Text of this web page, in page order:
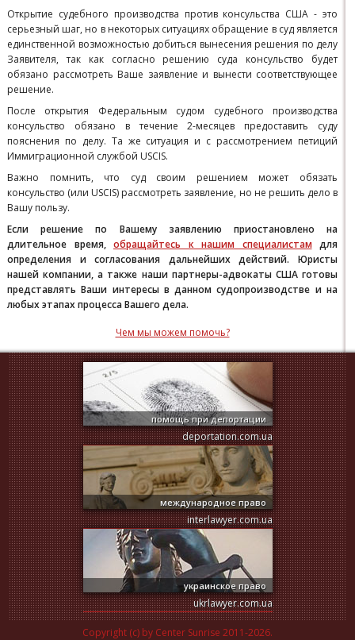
Открытие судебного производства против консульства США - это
серьезный шаг, но в некоторых ситуациях обращение в суд является
единственной возможностью добиться вынесения решения по делу
Заявителя, так как согласно решению суда консульство будет
обязано рассмотреть Ваше заявление и вынести соответствующее
решение.
После открытия Федеральным судом судебного производства
консульство обязано в течение 2-месяцев предоставить суду
пояснения по делу. Та же ситуация и с рассмотрением петиций
Иммиграционной службой USCIS.
Важно помнить, что суд своим решением может обязать
консульство (или USCIS) рассмотреть заявление, но не решить дело в
Вашу пользу.
Если решение по Вашему заявлению приостановлено на
длительное время, обращайтесь к нашим специалистамдля
определения и согласования дальнейших действий. Юристы
нашей компании, а также наши партнеры-адвокаты США готовы
представлять Ваши интересы в данном судопроизводстве и на
любых этапах процесса Вашего дела.
Чем мы можем помочь?
помощь при депортации
deportation.com.ua
международное право
interlawyer.com.ua
украинское право
ukrlawyer.com.ua
Copyright (c) by Center Sunrise 2011-2026.